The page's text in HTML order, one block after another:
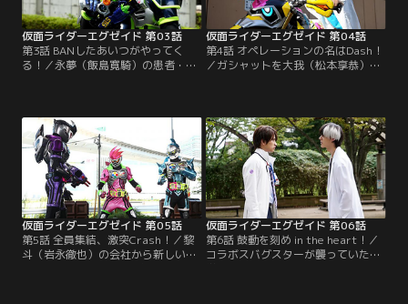
仮面ライダーエグゼイド 第03話
第3話 BANしたあいつがやってく
る！／永夢（飯島寛騎）の患者・勇
バグスターウイルスの分離に成功す
るが…。明日那（松田るか）による
と、男の名は大我（松本享恭）。5
年前、CRの仮面ライダーだった医師
だという。
仮面ライダーエグゼイド 第04話
第4話 オペレーションの名はDash！
／ガシャットを大我（松本享恭）に
う監察医が現れた。貴利矢は永夢の
ためにガシャットを奪い返すという
のだが…！？貴利矢は大我の前で仮
面ライダーレーザーに変身。永夢の
ガシャットをかけてレースゲーム爆
走バイクのエリアで…。
仮面ライダーエグゼイド 第05話
第5話 全員集結、激突Crash！／黎
斗（岩永徹也）の会社から新しいガ
仮面ライダーエグゼイド 第06話
第6話 鼓動を刻め in the heart！／
コラボスバグスターが襲っていた大